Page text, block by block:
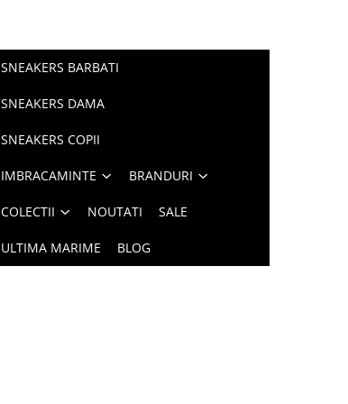
SNEAKERS BARBATI
SNEAKERS DAMA
SNEAKERS COPII
IMBRACAMINTE BRANDURI
COLECTII NOUTATI SALE
ULTIMA MARIME BLOG